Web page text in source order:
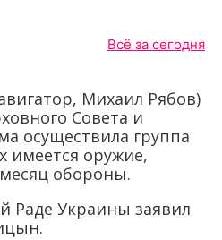
Всё за сегодня
Михаил Рябов)
Совета и
осуществила группа
имеется оружие,
обороны.
Раде Украины заявил